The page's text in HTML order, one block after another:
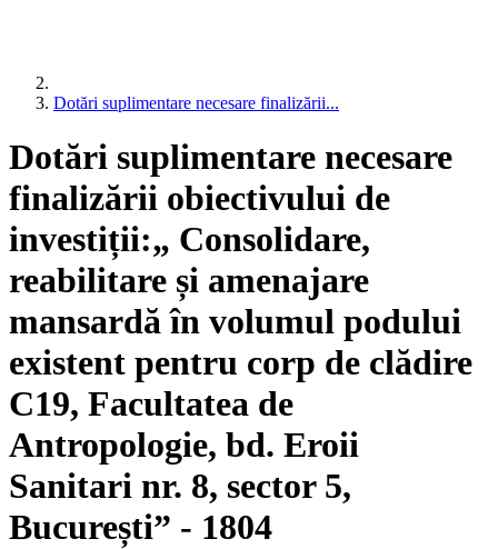
Dotări suplimentare necesare finalizării...
Dotări suplimentare necesare
finalizării obiectivului de
investiții:„ Consolidare,
reabilitare și amenajare
mansardă în volumul podului
existent pentru corp de clădire
C19, Facultatea de
Antropologie, bd. Eroii
Sanitari nr. 8, sector 5,
București” - 1804